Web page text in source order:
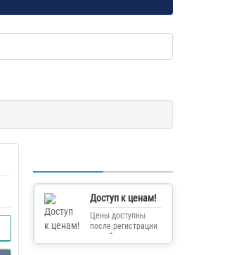
Доступ к ценам!
Цены доступны
после регистрации
на сайте.